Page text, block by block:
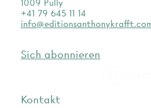
1009 Pully
+41 79 645 11 14
Sich abonnieren
Kontakt